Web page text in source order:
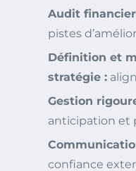
Audit
pistes
Définition et
stratégie :
Gestion
anticipation et
confiance